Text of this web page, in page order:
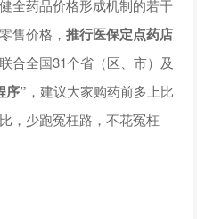
全药品价格形成机制的若干
售价格，推行医保定点药店
合全国31个省（区、市）及
序” ，建议大家购药前多上比
，少跑冤枉路，不花冤枉